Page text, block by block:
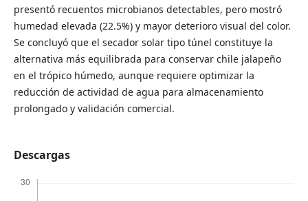
presentó recuentos microbianos detectables, pero mostró
humedad elevada (22.5%) y mayor deterioro visual del color.
Se concluyó que el secador solar tipo túnel constituye la
alternativa más equilibrada para conservar chile jalapeño
en el trópico húmedo, aunque requiere optimizar la
reducción de actividad de agua para almacenamiento
prolongado y validación comercial.
Descargas